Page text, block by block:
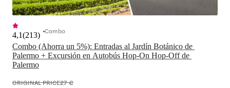
Combo (Ahorra un 5%): Entradas al Jardín Botánico de
Palermo + Excursión en Autobús Hop-On Hop-Off de
Palermo
4,1(213) Combo
ORIGINAL PRICE27 €